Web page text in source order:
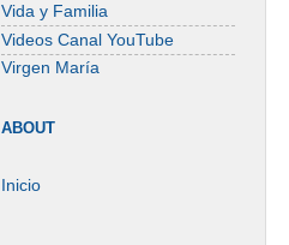
Vida y Familia
Videos Canal YouTube
Virgen María
ABOUT
Inicio